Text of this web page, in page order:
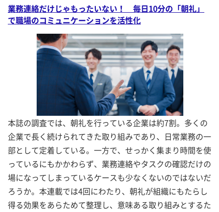
業務連絡だけじゃもったいない！ 毎日10分の「朝礼」
で職場のコミュニケーションを活性化
本誌の調査では、朝礼を行っている企業は約7割。多くの
企業で長く続けられてきた取り組みであり、日常業務の一
部として定着している。一方で、せっかく集まり時間を使
っているにもかかわらず、業務連絡やタスクの確認だけの
場になってしまっているケースも少なくないのではないだ
ろうか。本連載では4回にわたり、朝礼が組織にもたらし
得る効果をあらためて整理し、意味ある取り組みとするた